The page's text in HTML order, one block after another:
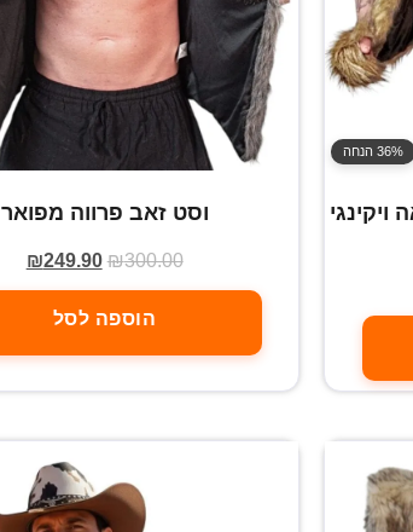
36% הנחה
וסט זאב פרווה מפואר
₪300.00
₪249.90
הוספה לסל